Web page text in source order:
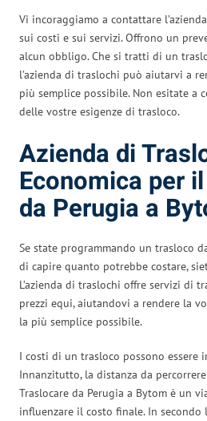
Vi incoraggiamo a contattare
sui costi e sui servizi. Offrono un
alcun obbligo. Che si tratti di un
l’azienda di traslochi può aiutarvi a
più semplice possibile. Non esitate a
delle vostre esigenze di trasloco.
Azienda di
Economica per
da Perugia a
Se state programmando un trasloco
di capire quanto potrebbe costare,
L’azienda di traslochi offre servizi di
prezzi equi, aiutandovi a rendere la
la più semplice possibile.
I costi di un trasloco possono essere
Innanzitutto, la distanza da
Traslocare da Perugia a Bytom è un
influenzare il costo finale. In